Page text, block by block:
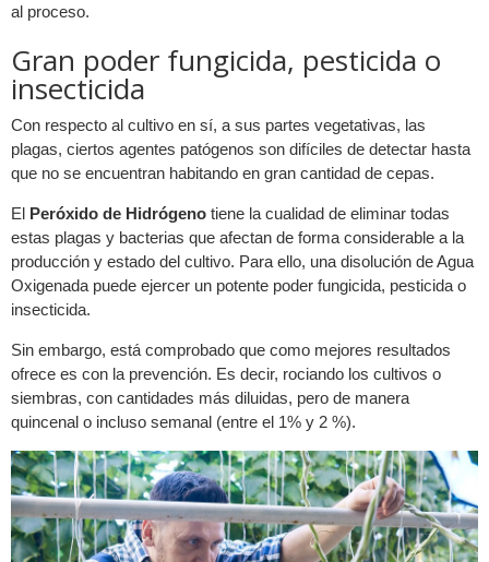
al proceso.
Gran poder fungicida, pesticida o
insecticida
Con respecto al cultivo en sí, a sus partes vegetativas, las
plagas, ciertos agentes patógenos son difíciles de detectar hasta
que no se encuentran habitando en gran cantidad de cepas.
El Peróxido de Hidrógeno tiene la cualidad de eliminar todas
estas plagas y bacterias que afectan de forma considerable a la
producción y estado del cultivo. Para ello, una disolución de Agua
Oxigenada puede ejercer un potente poder fungicida, pesticida o
insecticida.
Sin embargo, está comprobado que como mejores resultados
ofrece es con la prevención. Es decir, rociando los cultivos o
siembras, con cantidades más diluidas, pero de manera
quincenal o incluso semanal (entre el 1% y 2 %).